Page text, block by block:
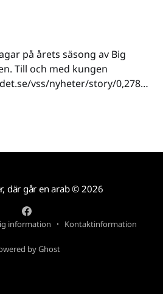
på årets säsong av Big
Till och med kungen
vss/nyheter/story/0,2789,
Big Brother-tittare eftersom
där går en arab© 2026
information Kontaktinformation
by Ghost